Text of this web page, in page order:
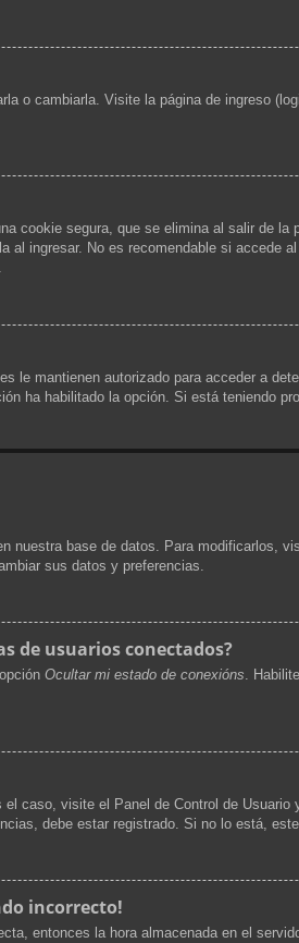
o cambiarla. Visite la página de ingreso
cookie segura, que se elimina al salir de
ingresar. No es recomendable si
le mantienen autorizado para acceder a
ha habilitado la opción. Si está teniendo
base de datos. Para modificarlos,
sus datos y preferencias.
de usuarios conectados?
Ocultar mi estado de conexións.
caso, visite el Panel de Control de
debe estar registrado. Si no lo está,
incorrecto!
entonces la hora almacenada en el